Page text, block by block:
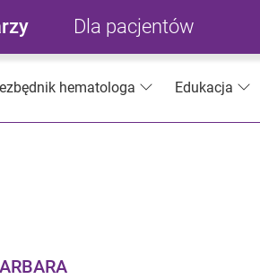
Dla pacjentów
hematologa Edukacja